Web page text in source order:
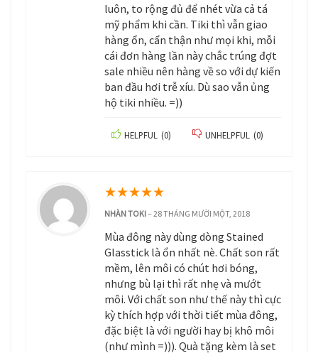
luôn, to rộng đủ để nhét vừa cả tá
mỹ phẩm khi cần. Tiki thì vẫn giao
hàng ổn, cẩn thận như mọi khi, mỗi
cái đơn hàng lần này chắc trúng đợt
sale nhiều nên hàng về so với dự kiến
ban đầu hơi trễ xíu. Dù sao vẫn ủng
hộ tiki nhiều. =))
HELPFUL (0) UNHELPFUL (0)
★★★★★
NHÀN TOKI–28 THÁNG MƯỜI MỘT, 2018
Mùa đông này dùng dòng Stained
Glasstick là ổn nhất nè. Chất son rất
mềm, lên môi có chút hơi bóng,
nhưng bù lại thì rất nhẹ và mướt
môi. Với chất son như thế này thì cực
kỳ thích hợp với thời tiết mùa đông,
đặc biệt là với người hay bị khô môi
(như mình =))). Quà tặng kèm là set